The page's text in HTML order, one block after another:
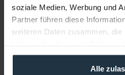
soziale Medien, Werbung und
Partner führen diese
weiteren Daten zusammen, die
gesammelt haben.
Alle